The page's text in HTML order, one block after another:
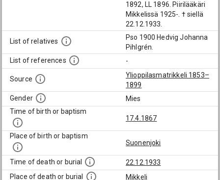
1892, LL 1896. Piirilääkäri
Mikkelissä 1925-. † siellä
22.12.1933.
List of relatives
Pso 1900 Hedvig Johanna
Pihlgrén.
List of references
-
Source
Ylioppilasmatrikkeli 1853–
1899
Gender
Mies
Time of birth or baptism
17.4.1867
Place of birth or baptism
Suonenjoki
Time of death or burial
22.12.1933
Place of death or burial
Mikkeli